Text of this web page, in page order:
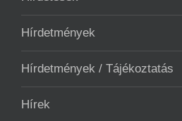
Hírdetmények
Hírdetmények / Tájékoztatás
Hírek